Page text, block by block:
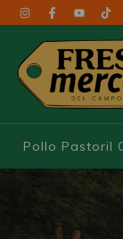
Pollo Pastoril